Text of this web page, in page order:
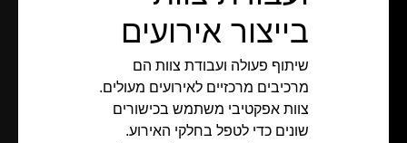
בייצור אירועים
שיתוף פעולה ועבודת צוות הם
מרכיבים מרכזיים לאירועים מעולים.
צוות אפקטיבי משתמש בכישורים
שונים כדי לטפל בחלקי האירוע.